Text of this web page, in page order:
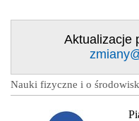
Aktualizacje
Nauki fizyczne i o